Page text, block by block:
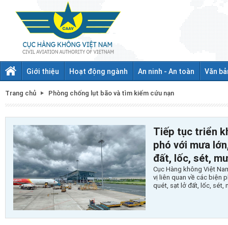
Giới thiệu Hoạt động ngành An ninh - An toàn Văn
Trang chủ Phòng chống lụt bão và tìm kiếm cứu nạn
Tiếp tục triển
phó với mưa
đất, lốc, sét,
Cục Hàng không Việt
vị liên quan về các biện
quét, sạt lở đất, lốc, sét,